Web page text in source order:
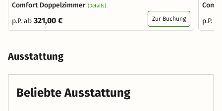
Comfort Doppelzimmer (Details)
p.P. ab 321,00 € Zur Buchung
p.P.
Ausstattung
Beliebte Ausstattung